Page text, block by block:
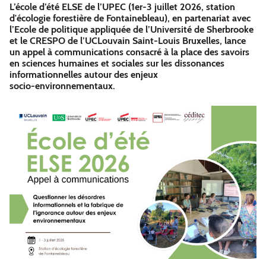
L’école d’été ELSE de l’UPEC (1er-3 juillet 2026, station
d'écologie forestière de Fontainebleau), en partenariat avec
l’Ecole de politique appliquée de l’Université de Sherbrooke
et le CRESPO de l’UCLouvain Saint-Louis Bruxelles, lance
un appel à communications consacré à la place des savoirs
en sciences humaines et sociales sur les dissonances
informationnelles autour des enjeux
socio‑environnementaux.